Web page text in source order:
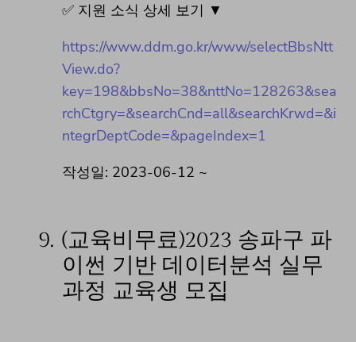
✅ 지원 소식 상세 보기 ▼
https://www.ddm.go.kr/www/selectBbsNtt
View.do?
key=198&bbsNo=38&nttNo=128263&sea
rchCtgry=&searchCnd=all&searchKrwd=&i
ntegrDeptCode=&pageIndex=1
작성일: 2023-06-12 ~
9. (교육비무료)2023 송파구 파
이썬 기반 데이터분석 실무
과정 교육생 모집